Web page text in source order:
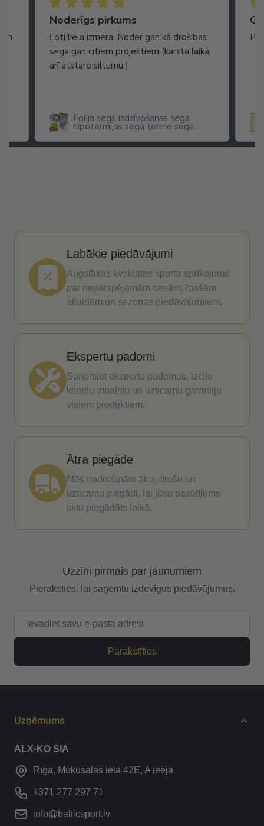
Noderīgs pirkums
Ļoti liela izmēra. Noder gan kā drošības
sega gan citiem projektiem (karstā laikā
arī atstaro siltumu )
Folija sega izdzīvošanas sega
hipotermijas sega termo sega
210 cm
Labākie piedāvājumi
Augstākās kvalitātes sporta aprīkojums
par nepārspējamām cenām, īpašām
atlaidēm un sezonas piedāvājumiem.
Ekspertu padomi
Saņemiet ekspertu padomus, izcilu
klientu atbalstu un uzticamu garantiju
visiem produktiem.
Ātra piegāde
Mēs nodrošinām ātru, drošu un
uzticamu piegādi, lai jūsu pasūtījums
tiktu piegādāts laikā.
Uzzini pirmais par jaunumiem
Pieraksties, lai saņemtu izdevīgus piedāvājumus.
Parakstīties
Uzņēmums
ALX-KO SIA
Rīga, Mūkusalas iela 42E, A ieeja
+371 277 297 71
info@balticsport.lv